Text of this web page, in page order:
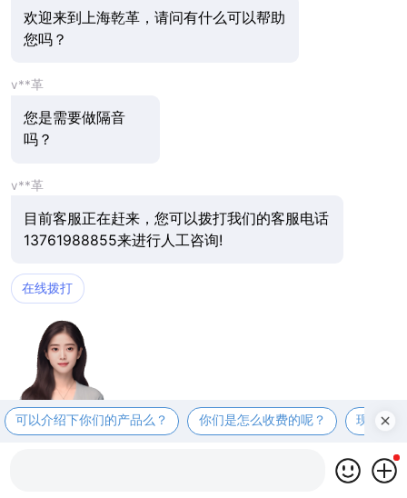
欢迎来到上海乾革，请问有什么可以帮助
您吗？
v**革
您是需要做隔音
吗？
v**革
目前客服正在赶来，您可以拨打我们的客服电话
13761988855来进行人工咨询!
在线拨打
可以介绍下你们的产品么？ 你们是怎么收费的呢？ 现在有